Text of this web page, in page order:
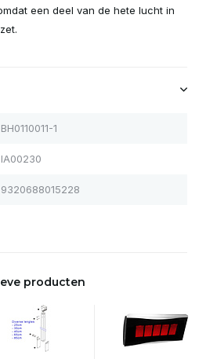
een deel van de hete lucht in
BH0110011-1
IA00230
9320688015228
producten